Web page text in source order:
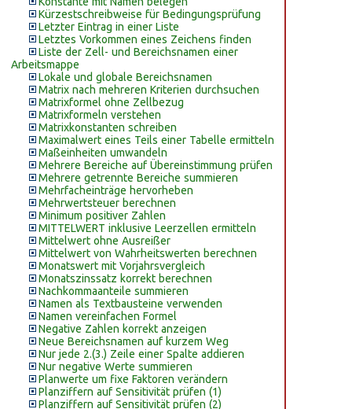
Kürzestschreibweise für Bedingungsprüfung
Letzter Eintrag in einer Liste
Letztes Vorkommen eines Zeichens finden
Liste der Zell- und Bereichsnamen einer
Arbeitsmappe
Lokale und globale Bereichsnamen
Matrix nach mehreren Kriterien durchsuchen
Matrixformel ohne Zellbezug
Matrixformeln verstehen
Matrixkonstanten schreiben
Maximalwert eines Teils einer Tabelle ermitteln
Maßeinheiten umwandeln
Mehrere Bereiche auf Übereinstimmung prüfen
Mehrere getrennte Bereiche summieren
Mehrfacheinträge hervorheben
Mehrwertsteuer berechnen
Minimum positiver Zahlen
MITTELWERT inklusive Leerzellen ermitteln
Mittelwert ohne Ausreißer
Mittelwert von Wahrheitswerten berechnen
Monatswert mit Vorjahrsvergleich
Monatszinssatz korrekt berechnen
Nachkommaanteile summieren
Namen als Textbausteine verwenden
Namen vereinfachen Formel
Negative Zahlen korrekt anzeigen
Neue Bereichsnamen auf kurzem Weg
Nur jede 2.(3.) Zeile einer Spalte addieren
Nur negative Werte summieren
Planwerte um fixe Faktoren verändern
Planziffern auf Sensitivität prüfen (1)
Planziffern auf Sensitivität prüfen (2)